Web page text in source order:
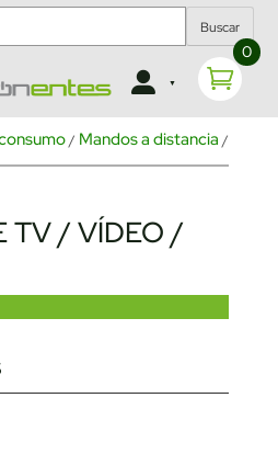
Buscar
0
/ Mandos a distancia /
TV / VÍDEO /